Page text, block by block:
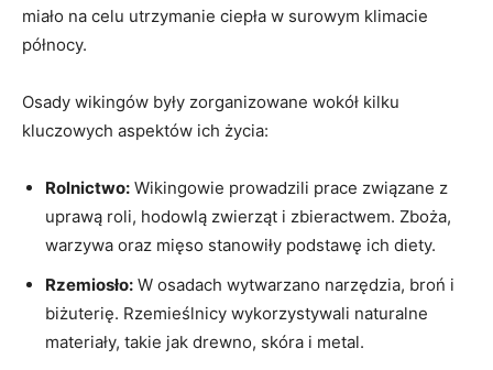
miało na celu utrzymanie ciepła w surowym klimacie
północy.
Osady wikingów były zorganizowane wokół kilku
kluczowych aspektów ich życia:
Rolnictwo: Wikingowie prowadzili prace związane z
uprawą roli, hodowlą zwierząt i zbieractwem. Zboża,
warzywa oraz mięso stanowiły podstawę ich diety.
Rzemiosło: W osadach wytwarzano narzędzia, broń i
biżuterię. Rzemieślnicy wykorzystywali naturalne
materiały, takie jak drewno, skóra i metal.